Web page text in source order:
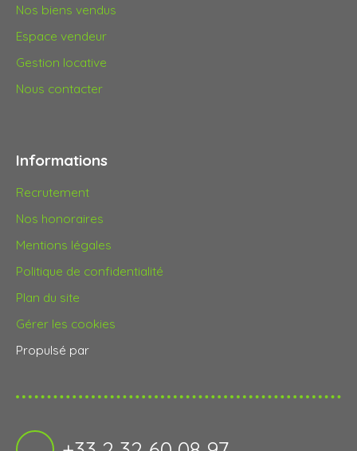
Nos biens vendus
Espace vendeur
Gestion locative
Nous contacter
Informations
Recrutement
Nos honoraires
Mentions légales
Politique de confidentialité
Plan du site
Gérer les cookies
Propulsé par